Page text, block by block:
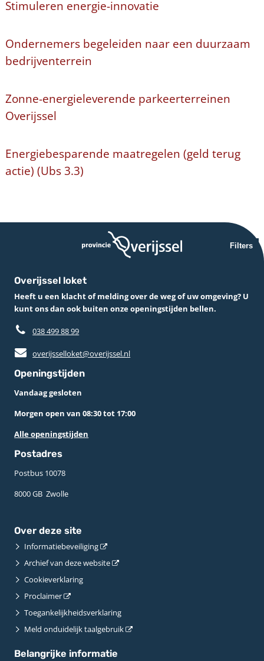
Stimuleren energie-innovatie
Ondernemers begeleiden naar een duurzaam
bedrijventerrein
Zonne-energieleverende parkeerterreinen
Overijssel
Energiebesparende maatregelen (geld terug
actie) (Ubs 3.3)
Filters
Overijssel loket
Heeft u een klacht of melding over de weg of uw omgeving? U
kunt ons dan ook buiten onze openingstijden bellen.
038 499 88 99
overijsselloket@overijssel.nl
Openingstijden
Vandaag gesloten
Morgen open van 08:30 tot 17:00
Alle openingstijden
Postadres
Postbus 10078 ­
8000 GB ­ Zwolle
Over deze site
Informatiebeveiliging
Archief van deze website
Cookieverklaring
Proclaimer
Toegankelijkheidsverklaring
Meld onduidelijk taalgebruik
Belangrijke informatie